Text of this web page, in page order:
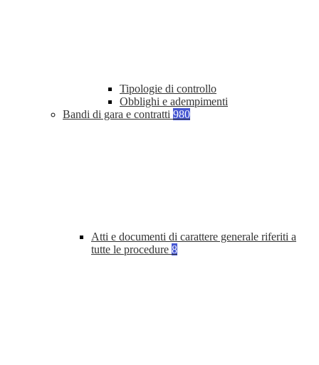
Tipologie di controllo
Obblighi e adempimenti
Bandi di gara e contratti 980
Atti e documenti di carattere generale riferiti a
tutte le procedure 8